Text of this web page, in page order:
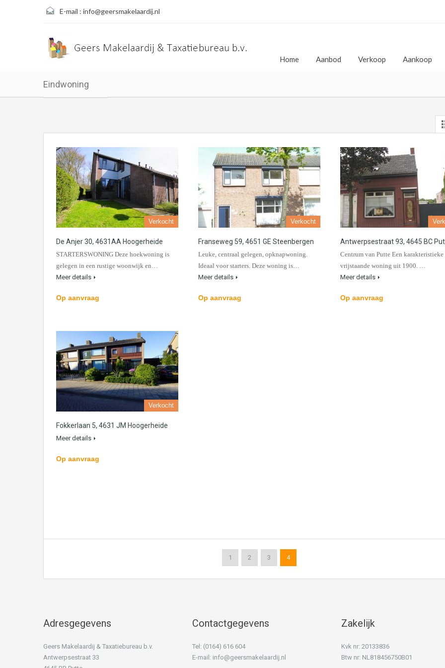
E-mail : info@geersmakelaardij.nl
Home Aanbod Verkoop Aankoop
Eindwoning
Verkocht
De Anjer 30, 4631AA Hoogerheide
STARTERSWONING Deze hoekwoning is
gelegen in een rustige woonwijk en…
Meer details
Op aanvraag
Verkocht
Franseweg 59, 4651 GE Steenbergen
Leuke, centraal gelegen, opknapwoning.
Ideaal voor starters. Deze woning is…
Meer details
Op aanvraag
Antwerpsestraat 93, 4645 BC
Centrum van Putte Een
vrijstaande woning uit 1900. …
Meer details
Op aanvraag
Verkocht
Fokkerlaan 5, 4631 JM Hoogerheide
Meer details
Op aanvraag
1 2 3 4
Adresgegevens
Geers Makelaardij & Taxatiebureau b.v.
Antwerpsestraat 33
Contactgegevens
Tel: (0164) 616 604
E-mail: info@geersmakelaardij.nl
Zakelijk
Kvk nr: 20133836
Btw nr: NL818456750B01